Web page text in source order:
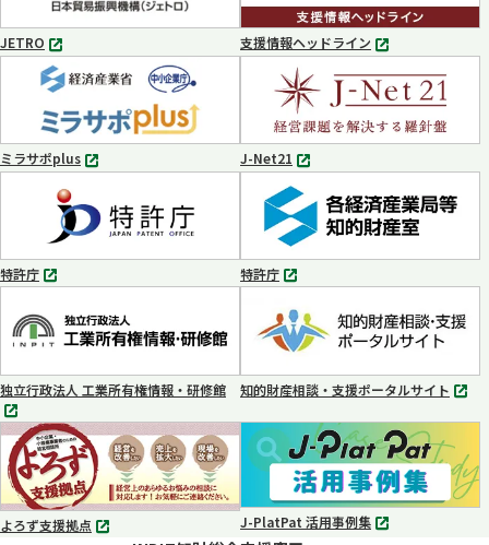
開
く
JETRO
別
タ
ブ
で
開
く
支援情報ヘッドライン
別
タ
ブ
で
開
く
ミラサポplus
別
ブ
で
開
く
J-Net21
別
タ
ブ
で
開
く
特許庁
別
ブ
で
く
特許庁
別
ブ
で
開
く
独立行政法人 工業所有権情報・研修館
別
タ
ブ
で
知的財産相談・支援ポータルサイト
別
タ
開
く
よろず支援拠点
別
J-PlatPat 活用事例集
別